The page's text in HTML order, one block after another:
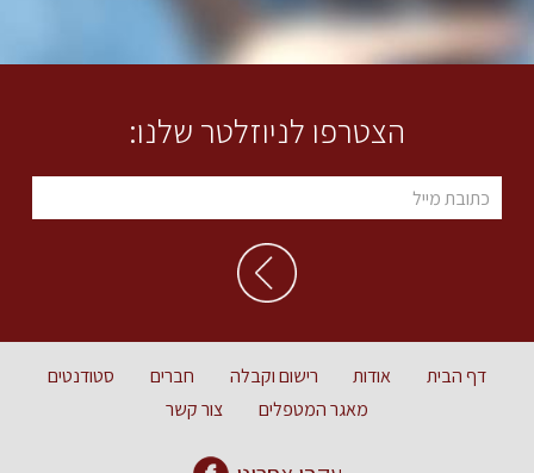
הצטרפו לניוזלטר שלנו:
דף הבית אודות רישום וקבלה חברים
סטודנטים
מאגר המטפלים
צור קשר